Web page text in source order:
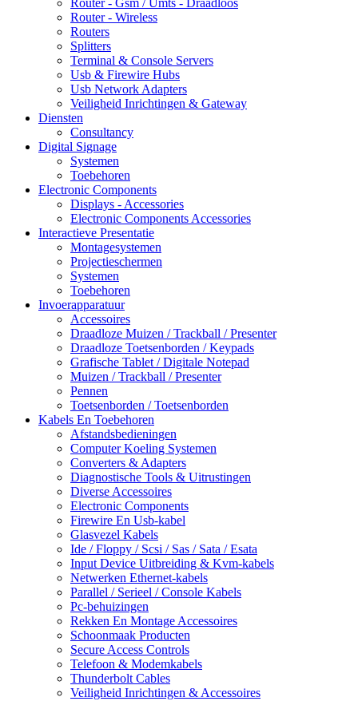
Router - Gsm / Umts - Draadloos
Router - Wireless
Routers
Splitters
Terminal & Console Servers
Usb & Firewire Hubs
Usb Network Adapters
Veiligheid Inrichtingen & Gateway
Diensten
Consultancy
Digital Signage
Systemen
Toebehoren
Electronic Components
Displays - Accessories
Electronic Components Accessories
Interactieve Presentatie
Montagesystemen
Projectieschermen
Systemen
Toebehoren
Invoerapparatuur
Accessoires
Draadloze Muizen / Trackball / Presenter
Draadloze Toetsenborden / Keypads
Grafische Tablet / Digitale Notepad
Muizen / Trackball / Presenter
Pennen
Toetsenborden / Toetsenborden
Kabels En Toebehoren
Afstandsbedieningen
Computer Koeling Systemen
Converters & Adapters
Diagnostische Tools & Uitrustingen
Diverse Accessoires
Electronic Components
Firewire En Usb-kabel
Glasvezel Kabels
Ide / Floppy / Scsi / Sas / Sata / Esata
Input Device Uitbreiding & Kvm-kabels
Netwerken Ethernet-kabels
Parallel / Serieel / Console Kabels
Pc-behuizingen
Rekken En Montage Accessoires
Schoonmaak Producten
Secure Access Controls
Telefoon & Modemkabels
Thunderbolt Cables
Veiligheid Inrichtingen & Accessoires